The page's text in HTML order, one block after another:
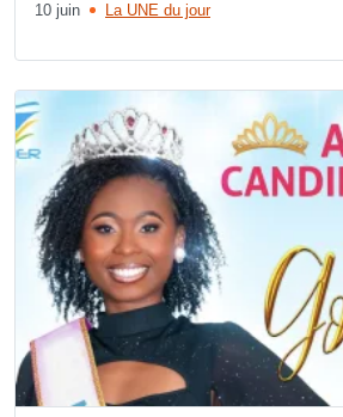
10 juin La UNE du jour